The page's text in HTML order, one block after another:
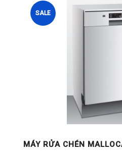
SALE
MÁY RỬA CHÉN